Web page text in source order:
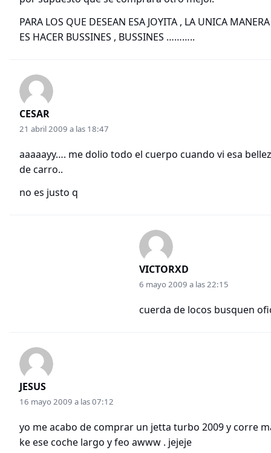
PARA LOS QUE DESEAN ESA JOYITA , LA UNICA MANERA
ES HACER BUSSINES , BUSSINES ………..
CESAR
21 abril 2009 a las 18:47
aaaaayy…. me dolio todo el cuerpo cuando vi esa
de carro..
no es justo q
VICTORXD
6 mayo 2009 a las 22:15
cuerda de locos busquen
JESUS
16 mayo 2009 a las 07:12
yo me acabo de comprar un jetta turbo 2009 y corre
ke ese coche largo y feo awww . jejeje